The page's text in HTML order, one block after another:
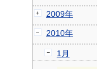
2009年
2010年
1月